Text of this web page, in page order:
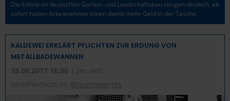
Die Löhne im deutschen Garten- und Landschaftsbau steigen deutlich, ab
sofort haben Arbeitnehmer:innen damit mehr Geld in der Tasche.
KALDEWEI ERKLÄRT PFLICHTEN ZUR ERDUNG VON
METALLBADEWANNEN
18.08.2017 16:06
| Jan Hell
Veröffentlicht in: Wissenswertes